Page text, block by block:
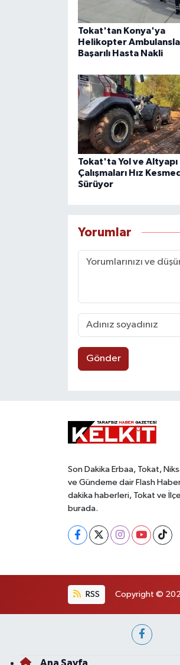
Tokat'tan Konya'ya
Helikopter Ambulansla
Başarılı Hasta Nakli
Tokat'ta Yol ve Altyapı
Çalışmaları Hız
Sürüyor
Yorumlar
Gönder
Son Dakika Erbaa, Tokat,
ve Gündeme dair Flash
dakika haberleri, Tokat ve
burada.
RSS Copyright ©
Ana Sayfa